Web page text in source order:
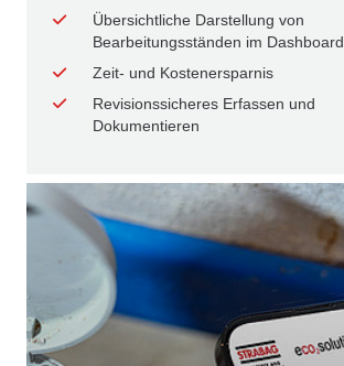
Übersichtliche Darstellung von
Bearbeitungsständen im Dashboard
Zeit- und Kostenersparnis
Revisionssicheres Erfassen und
Dokumentieren